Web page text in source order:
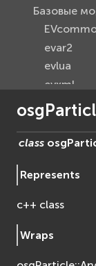
Базовые
evar2
evlua
evxml
Граф
EVosgAV
EVosgGA
EVosgText
class
Represents
c++ class
Wraps